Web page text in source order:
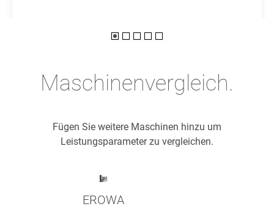
Maschinenvergleich.
Fügen Sie weitere Maschinen hinzu um
Leistungsparameter zu vergleichen.
EROWA